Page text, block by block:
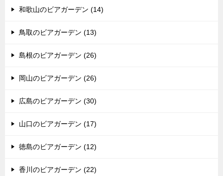
和歌山のビアガーデン (14)
鳥取のビアガーデン (13)
島根のビアガーデン (26)
岡山のビアガーデン (26)
広島のビアガーデン (30)
山口のビアガーデン (17)
徳島のビアガーデン (12)
香川のビアガーデン (22)